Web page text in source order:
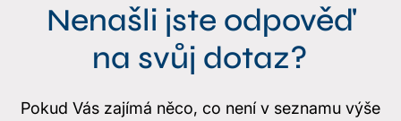
Nenašli jste odpověď
na svůj dotaz?
Pokud Vás zajímá něco, co není v seznamu výše